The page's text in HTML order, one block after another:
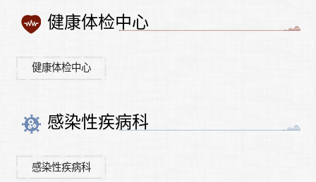
健康体检中心
健康体检中心
感染性疾病科
感染性疾病科